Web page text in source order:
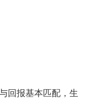
回报基本匹配，生